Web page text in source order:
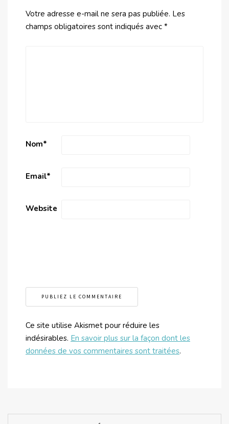
Votre adresse e-mail ne sera pas publiée. Les
champs obligatoires sont indiqués avec *
Nom*
Email*
Website
Ce site utilise Akismet pour réduire les
indésirables. En savoir plus sur la façon dont les
données de vos commentaires sont traitées.